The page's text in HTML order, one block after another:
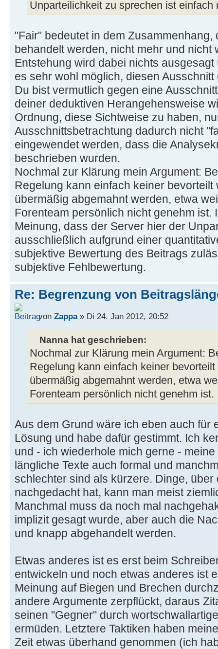
Unparteilichkeit zu sprechen ist einfach
"Fair" bedeutet in dem
behandelt werden, nicht mehr und nicht
Entstehung wird dabei nichts
es sehr wohl möglich, diesen
Du bist vermutlich gegen eine
deiner deduktiven Herangehensweise
Ordnung, diese Sichtweise zu haben,
Ausschnittsbetrachtung dadurch nicht
eingewendet werden, dass die
beschrieben wurden.
Nochmal zur Klärung mein Argument:
Regelung kann einfach keiner
übermäßig abgemahnt werden, etwa
Forenteam persönlich nicht genehm ist.
Meinung, dass der Server hier der
ausschließlich aufgrund einer
subjektive Bewertung des Beitrags
subjektive Fehlbewertung.
Re: Begrenzung von
von Zappa» Di 24. Jan 2012, 20:52
Nanna hat geschrieben:
Nochmal zur Klärung mein Argument:
Regelung kann einfach keiner
übermäßig abgemahnt werden, etwa
Forenteam persönlich nicht genehm ist.
Aus dem Grund wäre ich eben auch für
Lösung und habe dafür gestimmt. Ich
und - ich wiederhole mich gerne -
längliche Texte auch formal und
schlechter sind als kürzere. Dinge, über
nachgedacht hat, kann man meist
Manchmal muss da noch mal
implizit gesagt wurde, aber auch die
und knapp abgehandelt werden.
Etwas anderes ist es erst beim
entwickeln und noch etwas anderes ist
Meinung auf Biegen und Brechen
andere Argumente zerpflückt, daraus
seinen "Gegner" durch
ermüden. Letztere Taktiken haben
Zeit etwas überhand genommen (ich